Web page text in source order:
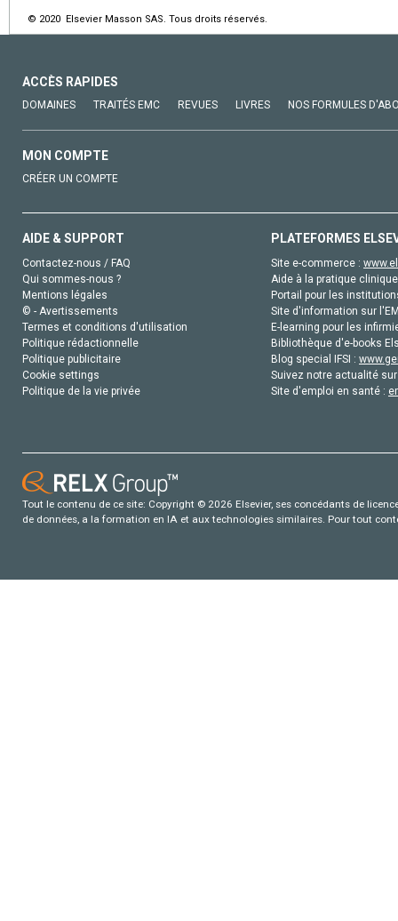
© 2020 Elsevier Masson SAS. Tous droits réservés.
ACCÈS RAPIDES
DOMAINES TRAITÉS EMC REVUES LIVRES NOS FORMULES
MON COMPTE
CRÉER UN COMPTE
AIDE & SUPPORT
Contactez-nous / FAQ
Qui sommes-nous ?
Mentions légales
© - Avertissements
Termes et conditions d'utilisation
Politique rédactionnelle
Politique publicitaire
Cookie settings
Politique de la vie privée
PLATEFORMES
Site e-commerce :
Aide à la pratique
Portail pour les
Site d'information sur
E-learning pour les
Bibliothèque d'e-books
Blog special IFSI :
Suivez notre actualité
Site d'emploi en santé :
Tout le contenu de ce site: Copyright © 2026 Elsevier, ses concédants de
de données, a la formation en IA et aux technologies similaires. Pour tout